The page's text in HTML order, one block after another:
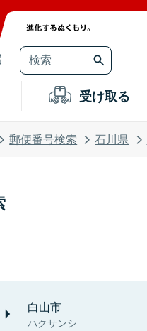
受け取る
郵便番号検索 石川県
白山市
ハクサンシ